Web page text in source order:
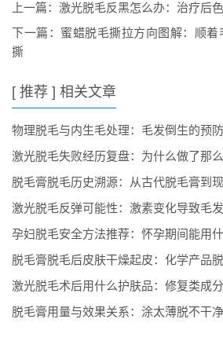
上一篇： 激光脱毛反黑怎么办：治疗后
下一篇： 蜜蜡脱毛撕拉方向图解：顺
撕
[ 推荐 ] 相关文章
物理脱毛与内生毛处理：毛发倒生的预
激光脱毛失败经历复盘：为什么做了那
脱毛膏脱毛历史溯源：从古代脱毛膏到
激光脱毛反弹可能性：激素变化导致毛
孕妇脱毛安全方法推荐：怀孕期间能用
脱毛膏脱毛后皮肤干燥起皮：化学产品
激光脱毛术后用什么护肤品：修复类成
脱毛膏用量与效果关系：涂太薄脱不干